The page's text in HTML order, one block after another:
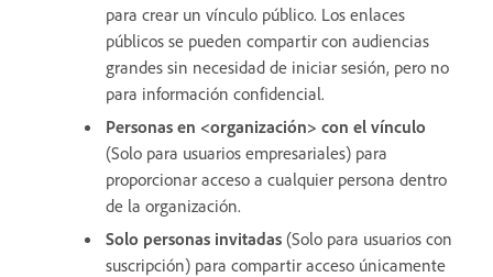
para crear un vínculo público. Los enlaces
públicos se pueden compartir con audiencias
grandes sin necesidad de iniciar sesión, pero no
para información confidencial.
Personas en <organización> con el vínculo
(Solo para usuarios empresariales) para
proporcionar acceso a cualquier persona dentro
de la organización.
Solo personas invitadas (Solo para usuarios con
suscripción) para compartir acceso únicamente